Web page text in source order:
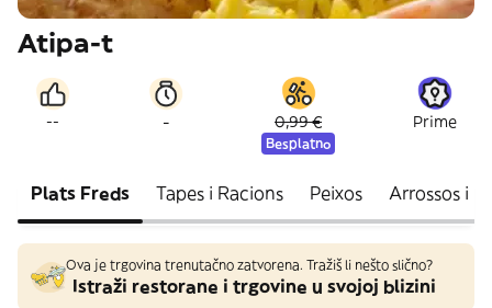
Atipa-t
-- - 0,99 €
Besplatno
Prime
Plats Freds Tapes i Racions Peixos Arrossos i
Ova je trgovina trenutačno zatvorena. Tražiš li nešto slično?
Istraži restorane i trgovine u svojoj blizini